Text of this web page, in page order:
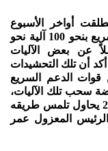
أواخر الأسبوع
الماضي، بعد أيام من دفع قوات الدعم السريع بنحو 100 آلية نحو
عن بعض الآليات
أن تلك التحشيدات
قوات الدعم السريع
سحب تلك الآليات،
ليندلع القتال لاحقا، في بلد لا يزال منذ 2019 يحاول تلمس طريقه
المعزول عمر